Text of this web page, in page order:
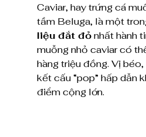
Caviar, hay trứng cá
tầm Beluga, là một
liệu đắt đỏ nhất hành
muỗng nhỏ caviar có
hàng triệu đồng. Vị
kết cấu “pop” hấp dẫn
điểm cộng lớn.